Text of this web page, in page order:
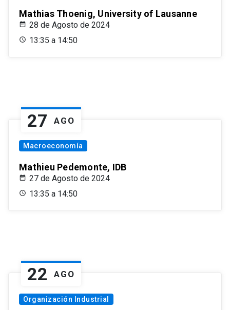
Mathias Thoenig, University of Lausanne
28 de Agosto de 2024
13:35 a 14:50
27 AGO
Macroeconomía
Mathieu Pedemonte, IDB
27 de Agosto de 2024
13:35 a 14:50
22 AGO
Organización Industrial